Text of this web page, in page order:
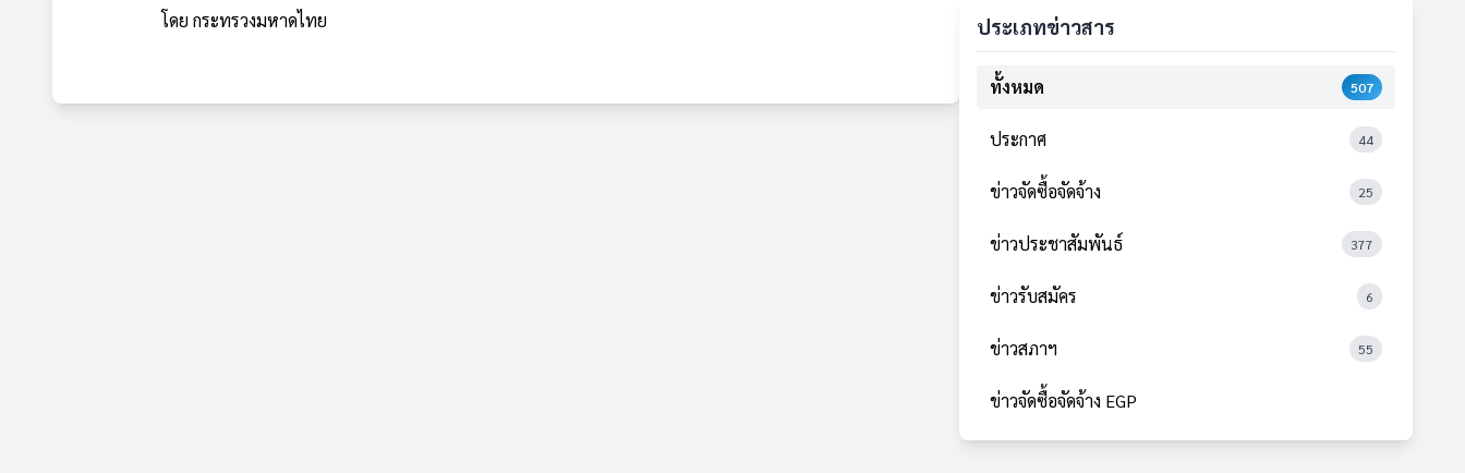
โดย กระทรวงมหาดไทย
ประเภทข่าวสาร
ทั้งหมด 507
ประกาศ 44
ข่าวจัดซื้อจัดจ้าง 25
ข่าวประชาสัมพันธ์ 377
ข่าวรับสมัคร 6
ข่าวสภาฯ 55
ข่าวจัดซื้อจัดจ้าง EGP